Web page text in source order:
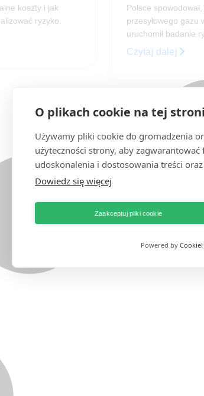
O plikach cookie na tej
Używamy pliki cookie do gromadzenia
użyteczności strony, aby
udoskonalenia i dostosowania treści
Dowiedz się więcej
Zaakceptuj pliki cookie
Powered by
koszty i jak
ryzyko.
Polsce
przesyłowego gazu
uruchomił badanie
Czytaj dalej